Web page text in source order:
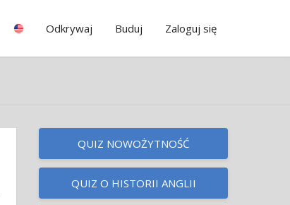
Odkrywaj Buduj Zaloguj się
QUIZ NOWOŻYTNOŚĆ
QUIZ O HISTORII ANGLII